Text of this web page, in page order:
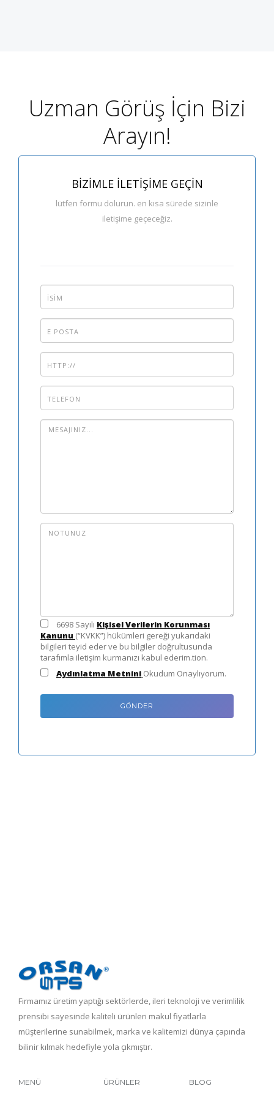
Uzman Görüş İçin Bizi
Arayın!
BIZIMLE İLETIŞIME GEÇIN
lütfen formu dolurun. en kısa sürede sizinle
iletişime geçeceğiz.
6698 Sayılı Kişisel Verilerin Korunması
Kanunu (“KVKK”) hükümleri gereği yukarıdaki
bilgileri teyid eder ve bu bilgiler doğrultusunda
tarafımla iletişim kurmanızı kabul ederim.tion.
Aydınlatma Metnini Okudum Onaylıyorum.
GÖNDER
Firmamız üretim yaptığı sektörlerde, ileri teknoloji ve verimlilik
prensibi sayesinde kaliteli ürünleri makul fiyatlarla
müşterilerine sunabilmek, marka ve kalitemizi dünya çapında
bilinir kılmak hedefiyle yola çıkmıştır.
MENÜ ÜRÜNLER BLOG